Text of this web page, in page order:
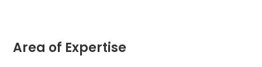
Area of Expertise